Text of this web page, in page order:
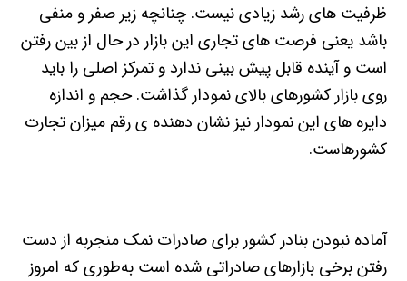
ظرفیت های رشد زیادی نیست. چنانچه زیر صفر و منفی
باشد یعنی فرصت های تجاری این بازار در حال از بین رفتن
است و آینده قابل پیش بینی ندارد و تمرکز اصلی را باید
روی بازار کشورهای بالای نمودار گذاشت. حجم و اندازه
دایره های این نمودار نیز نشان دهنده ی رقم میزان تجارت
کشورهاست.
آماده نبودن بنادر کشور برای صادرات نمک منجربه از دست
رفتن برخی بازارهای صادراتی شده است به‌طوری که امروز